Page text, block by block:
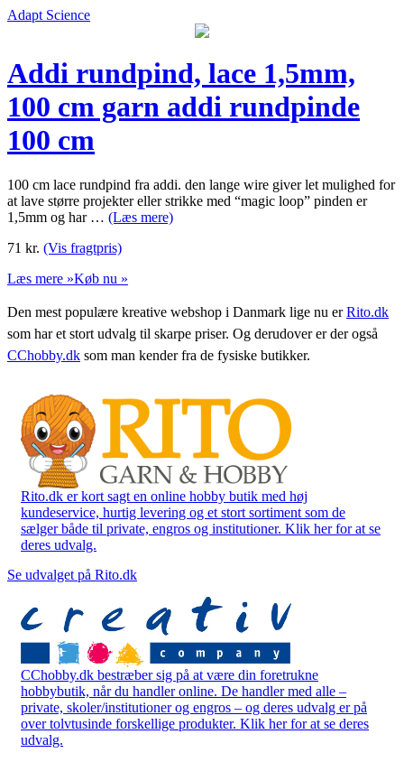
Adapt Science
Addi rundpind, lace 1,5mm,
100 cm garn addi rundpinde
100 cm
100 cm lace rundpind fra addi. den lange wire giver let mulighed for
at lave større projekter eller strikke med “magic loop” pinden er
1,5mm og har … (Læs mere)
71 kr. (Vis fragtpris)
Læs mere »Køb nu »
Den mest populære kreative webshop i Danmark lige nu erRito.dk
som har et stort udvalg til skarpe priser. Og derudover er der også
CChobby.dk som man kender fra de fysiske butikker.
Rito.dk er kort sagt en online hobby butik med høj
kundeservice, hurtig levering og et stort sortiment som de
sælger både til private, engros og institutioner. Klik her for at se
deres udvalg.
Se udvalget på Rito.dk
CChobby.dk bestræber sig på at være din foretrukne
hobbybutik, når du handler online. De handler med alle –
private, skoler/institutioner og engros – og deres udvalg er på
over tolvtusinde forskellige produkter. Klik her for at se deres
udvalg.